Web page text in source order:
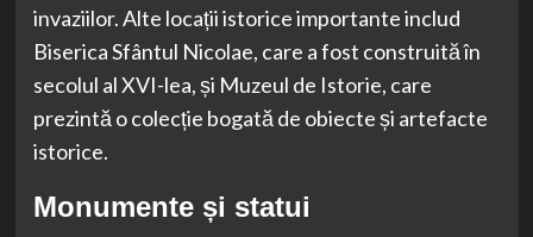
invaziilor. Alte locații istorice importante includ
Biserica Sfântul Nicolae, care a fost construită în
secolul al XVI-lea, și Muzeul de Istorie, care
prezintă o colecție bogată de obiecte și artefacte
istorice.
Monumente și statui